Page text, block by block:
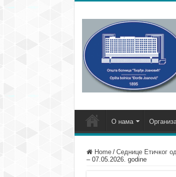
О нама
Home / Седнице Етичког
– 07.05.2026. godine